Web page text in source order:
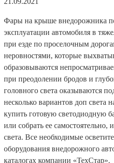
Фары на крыше внедорожника
эксплуатации автомобиля в
при езде по проселочным
неровностями, которые
образовываются
при преодолении бродов и
головного света оказываются
несколько вариантов доп
купить готовую светодиодную
или собрать ее самостоятельно,
света. Все необходимые
оборудования внедорожного
каталогах компании «ТехСтар».